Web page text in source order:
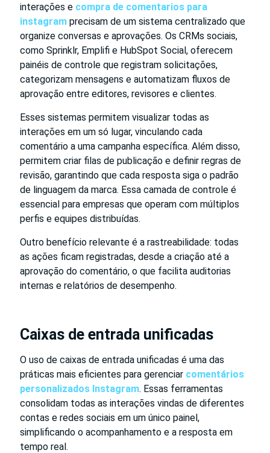
interações e compra de comentarios para
instagram precisam de um sistema centralizado que
organize conversas e aprovações. Os CRMs sociais,
como Sprinklr, Emplifi e HubSpot Social, oferecem
painéis de controle que registram solicitações,
categorizam mensagens e automatizam fluxos de
aprovação entre editores, revisores e clientes.
Esses sistemas permitem visualizar todas as
interações em um só lugar, vinculando cada
comentário a uma campanha específica. Além disso,
permitem criar filas de publicação e definir regras de
revisão, garantindo que cada resposta siga o padrão
de linguagem da marca. Essa camada de controle é
essencial para empresas que operam com múltiplos
perfis e equipes distribuídas.
Outro benefício relevante é a rastreabilidade: todas
as ações ficam registradas, desde a criação até a
aprovação do comentário, o que facilita auditorias
internas e relatórios de desempenho.
Caixas de entrada unificadas
O uso de caixas de entrada unificadas é uma das
práticas mais eficientes para gerenciar comentários
personalizados Instagram. Essas ferramentas
consolidam todas as interações vindas de diferentes
contas e redes sociais em um único painel,
simplificando o acompanhamento e a resposta em
tempo real.